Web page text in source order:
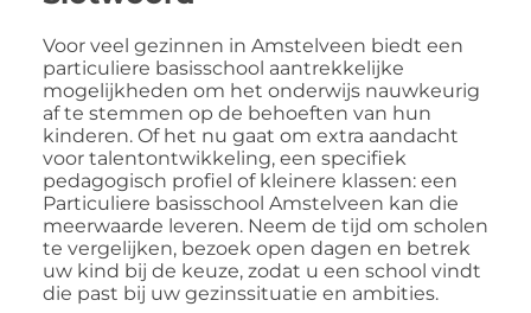
Voor veel gezinnen in Amstelveen biedt een
particuliere basisschool aantrekkelijke
mogelijkheden om het onderwijs nauwkeurig
af te stemmen op de behoeften van hun
kinderen. Of het nu gaat om extra aandacht
voor talentontwikkeling, een specifiek
pedagogisch profiel of kleinere klassen: een
Particuliere basisschool Amstelveen kan die
meerwaarde leveren. Neem de tijd om scholen
te vergelijken, bezoek open dagen en betrek
uw kind bij de keuze, zodat u een school vindt
die past bij uw gezinssituatie en ambities.